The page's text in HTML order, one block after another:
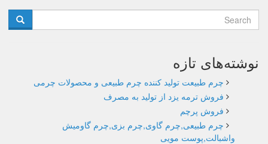
نوشته‌های تازه
چرم طبیعت تولید کننده چرم طبیعی و محصولات چرمی
فروش ترمه یزد از تولید به مصرف
فروش پرچم
چرم طبیعی,چرم گاوی,چرم بزی,چرم گاومیش
واشبالت,پوست مویی